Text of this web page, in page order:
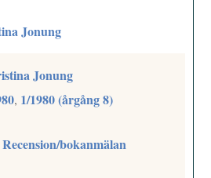
Jonung
Jonung
, 1/1980 (årgång 8)
Recension/bokanmälan